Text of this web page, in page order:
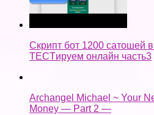
Скрипт бот 1200 сатошей
TECTируем онлайн часть3
Archangel Michael ~ Your
Money — Part 2 —